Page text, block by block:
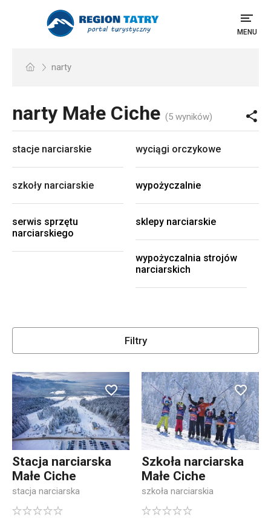
MENU
narty
narty Małe Ciche (5 wyników)
stacje narciarskie wyciągi orczykowe
szkoły narciarskie wypożyczalnie
serwis sprzętu
narciarskiego
sklepy narciarskie
wypożyczalnia strojów
narciarskich
Filtry
Stacja narciarska
Małe Ciche
stacja narciarska
Szkoła narciarska
Małe Ciche
szkoła narciarskia